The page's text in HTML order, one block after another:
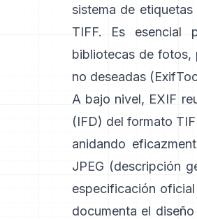
sistema de etiquetas
TIFF. Es esencial
bibliotecas de fotos,
no deseadas (
A bajo nivel, EXIF
(IFD) del formato
anidando
JPEG (descripción
especificación
documenta el